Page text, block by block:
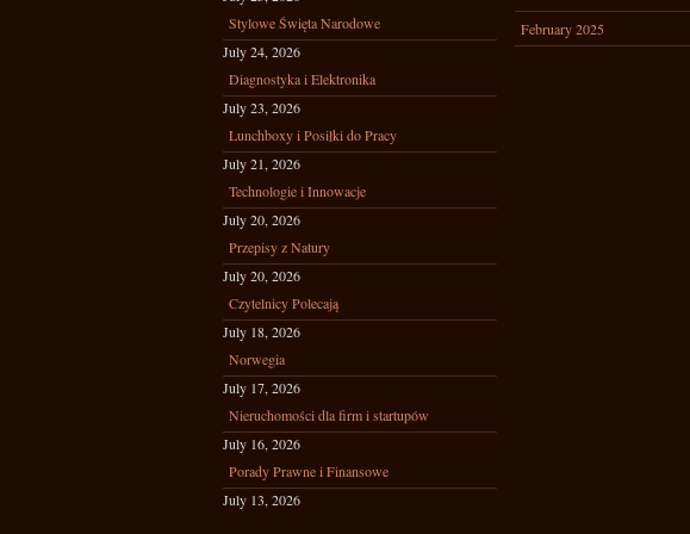
Stylowe Święta Narodowe
July 24, 2026
Diagnostyka i Elektronika
July 23, 2026
Lunchboxy i Posiłki do Pracy
July 21, 2026
Technologie i Innowacje
July 20, 2026
Przepisy z Natury
July 20, 2026
Czytelnicy Polecają
July 18, 2026
Norwegia
July 17, 2026
Nieruchomości dla firm i startupów
July 16, 2026
Porady Prawne i Finansowe
July 13, 2026
February 2025